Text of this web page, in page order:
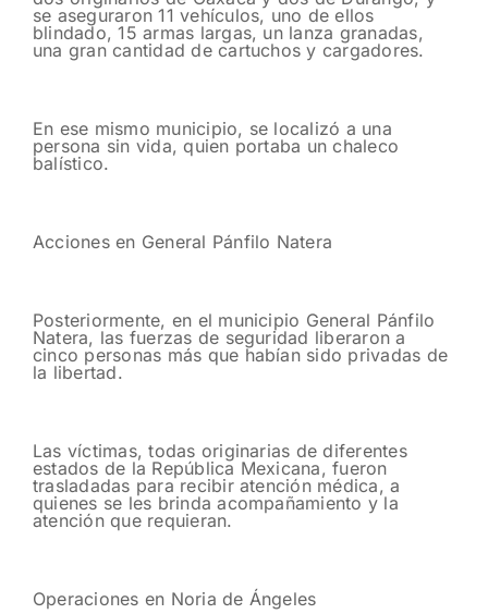
se aseguraron 11 vehículos, uno de ellos
blindado, 15 armas largas, un lanza granadas,
una gran cantidad de cartuchos y cargadores.
En ese mismo municipio, se localizó a una
persona sin vida, quien portaba un chaleco
balístico.
Acciones en General Pánfilo Natera
Posteriormente, en el municipio General Pánfilo
Natera, las fuerzas de seguridad liberaron a
cinco personas más que habían sido privadas de
la libertad.
Las víctimas, todas originarias de diferentes
estados de la República Mexicana, fueron
trasladadas para recibir atención médica, a
quienes se les brinda acompañamiento y la
atención que requieran.
Operaciones en Noria de Ángeles